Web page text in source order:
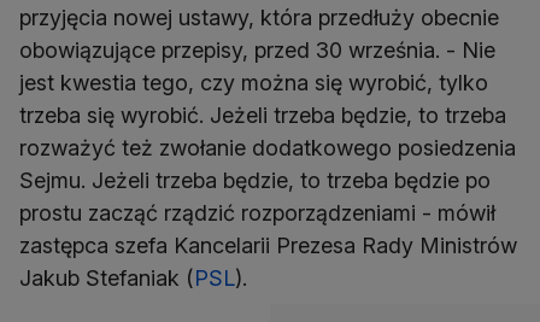
przyjęcia nowej ustawy, która przedłuży obecnie
obowiązujące przepisy, przed 30 września. - Nie
jest kwestia tego, czy można się wyrobić, tylko
trzeba się wyrobić. Jeżeli trzeba będzie, to trzeba
rozważyć też zwołanie dodatkowego posiedzenia
Sejmu. Jeżeli trzeba będzie, to trzeba będzie po
prostu zacząć rządzić rozporządzeniami - mówił
zastępca szefa Kancelarii Prezesa Rady Ministrów
Jakub Stefaniak (PSL).